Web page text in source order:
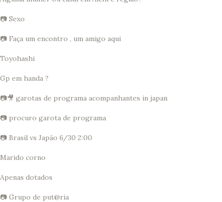
📷 Sexo
📷 Faça um encontro , um amigo aqui
Toyohashi
Gp em handa ?
📷🎥 garotas de programa acompanhantes in japan
📷 procuro garota de programa
📷 Brasil vs Japão 6/30 2:00
Marido corno
Apenas dotados
📷 Grupo de put@ria